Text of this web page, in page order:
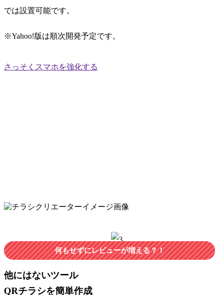
では設置可能です。
※Yahoo!版は順次開発予定です。
さっそくスマホを強化する
何もせずにレビューが増える？！
他にはないツール
QRチラシを簡単作成